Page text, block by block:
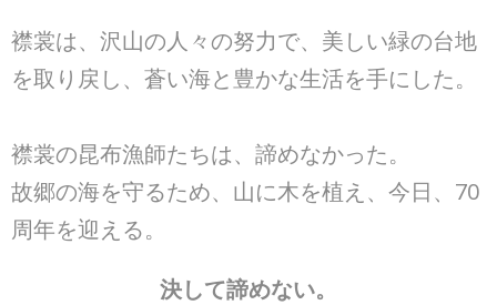
襟裳は、沢山の人々の努力で、美しい緑の台地
を取り戻し、蒼い海と豊かな生活を手にした。
襟裳の昆布漁師たちは、諦めなかった。
故郷の海を守るため、山に木を植え、今日、70
周年を迎える。
決して諦めない。